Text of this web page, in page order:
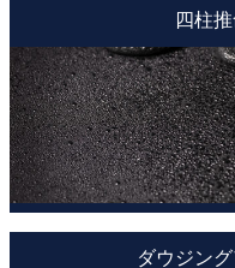
四柱
ダウジン